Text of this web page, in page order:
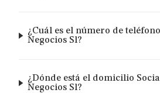
¿Cuál es el número de
Negocios Sl?
¿Dónde está el domicilio
Negocios Sl?